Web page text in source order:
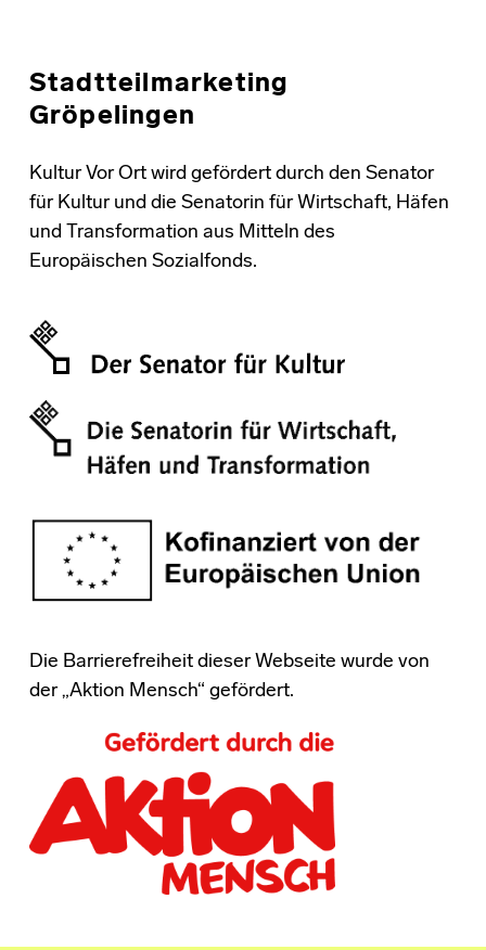
Stadtteilmarketing
Gröpelingen
Kultur Vor Ort wird gefördert durch den Senator
für Kultur und die Senatorin für Wirtschaft, Häfen
und Transformation aus Mitteln des
Europäischen Sozialfonds.
Die Barrierefreiheit dieser Webseite wurde von
der „Aktion Mensch“ gefördert.